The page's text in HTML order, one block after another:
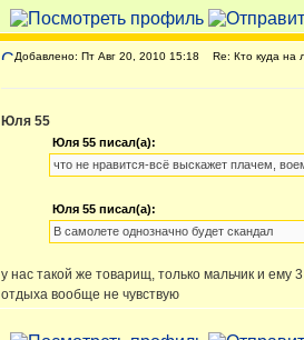
Добавлено: Пт Авг 20, 2010 15:18 Re: Кто куда на
Юля 55
Юля 55 писал(а):
что не нравится-всё выскажет плачем,
Юля 55 писал(а):
В самолете однозначно будет скандал
у нас такой же товарищ, только мальчик и ему
отдыха вообще не чувствую